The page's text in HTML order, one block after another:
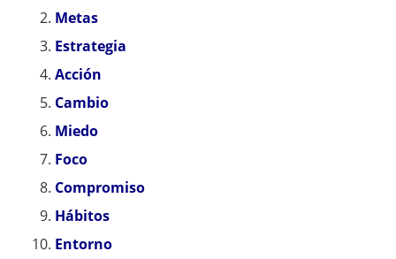
Metas
Estrategia
Acción
Cambio
Miedo
Foco
Compromiso
Hábitos
Entorno